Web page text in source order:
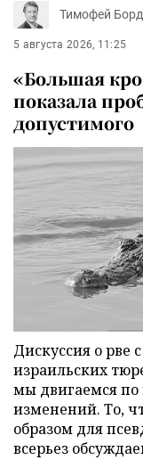
Тимофей
5 августа 2026, 11:25
«Большая
показала
допустимого
Дискуссия о рве
израильских
мы двигаемся
изменений. То,
образом для
всерьез